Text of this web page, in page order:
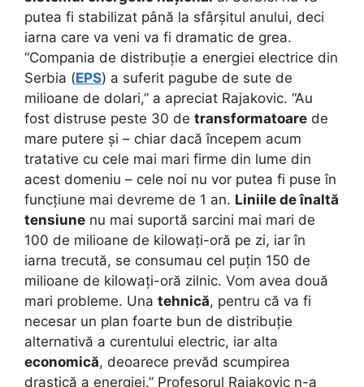
putea fi stabilizat până la sfârșitul anului, deci
iarna care va veni va fi dramatic de grea.
“Compania de distribuție a energiei electrice din
Serbia (EPS) a suferit pagube de sute de
milioane de dolari,” a apreciat Rajakovic. “Au
fost distruse peste 30 de transformatoare de
mare putere și – chiar dacă începem acum
tratative cu cele mai mari firme din lume din
acest domeniu – cele noi nu vor putea fi puse în
funcțiune mai devreme de 1 an. Liniile de înaltă
tensiune nu mai suportă sarcini mai mari de
100 de milioane de kilowați-oră pe zi, iar în
iarna trecută, se consumau cel puțin 150 de
milioane de kilowați-oră zilnic. Vom avea două
mari probleme. Una tehnică, pentru că va fi
necesar un plan foarte bun de distribuție
alternativă a curentului electric, iar alta
economică, deoarece prevăd scumpirea
drastică a energiei.” Profesorul Rajakovic n-a